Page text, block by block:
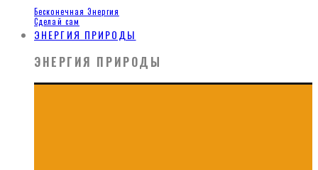
Бесконечная Энергия
Сделай сам
ЭНЕРГИЯ ПРИРОДЫ
ЭНЕРГИЯ ПРИРОДЫ